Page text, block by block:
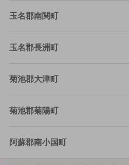
玉名郡南関町
玉名郡長洲町
菊池郡大津町
菊池郡菊陽町
阿蘇郡南小国町